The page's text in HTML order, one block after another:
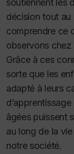
décision tout au
comprendre ce
observons chez
Grâce à ces
sorte que les
adapté à leurs
âgées puissent
au long de la
notre société.